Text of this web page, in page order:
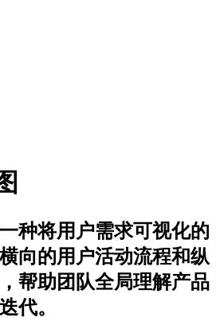
种将用户需求可视化的
向的用户活动流程和纵
帮助团队全局理解产品
代。